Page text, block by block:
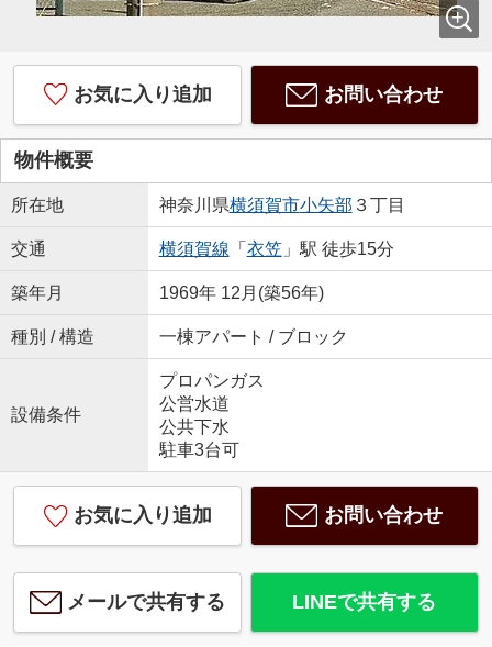
お気に入り追加 お問い合わせ
物件概要
所在地 神奈川県横須賀市小矢部 ３丁目
交通 横須賀線 「 衣笠」駅 徒歩15分
築年月 1969年 12月(築56年)
種別 / 構造 一棟アパート / ブロック
設備条件
プロパンガス
公営水道
公共下水
駐車3台可
お気に入り追加 お問い合わせ
メールで共有する LINEで共有する